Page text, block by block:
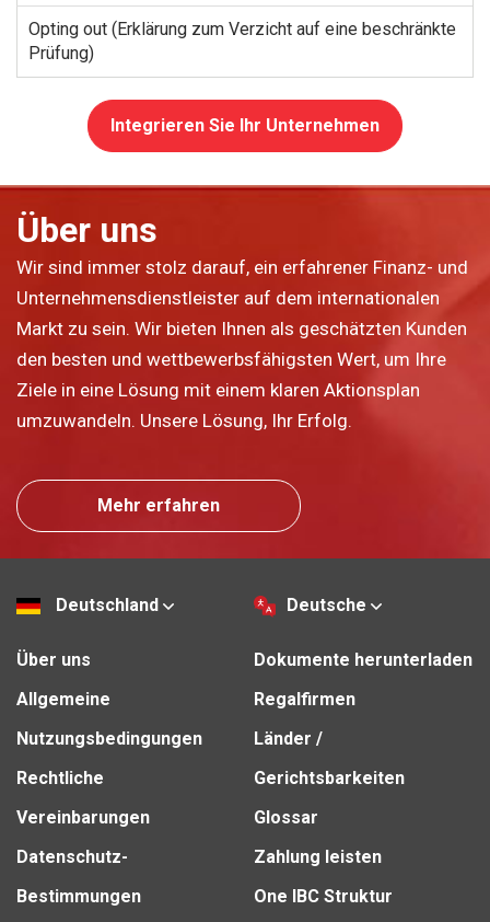
Opting out (Erklärung zum Verzicht auf eine beschränkte
Prüfung)
Integrieren Sie Ihr Unternehmen
Über uns
Wir sind immer stolz darauf, ein erfahrener Finanz- und
Unternehmensdienstleister auf dem internationalen
Markt zu sein. Wir bieten Ihnen als geschätzten Kunden
den besten und wettbewerbsfähigsten Wert, um Ihre
Ziele in eine Lösung mit einem klaren Aktionsplan
umzuwandeln. Unsere Lösung, Ihr Erfolg.
Mehr erfahren
Deutschland Deutsche
Über uns
Allgemeine
Nutzungsbedingungen
Rechtliche
Vereinbarungen
Datenschutz-
Bestimmungen
Dokumente herunterladen
Regalfirmen
Länder /
Gerichtsbarkeiten
Glossar
Zahlung leisten
One IBC Struktur